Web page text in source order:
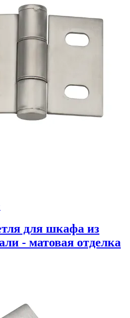
для шкафа из
- матовая отделка